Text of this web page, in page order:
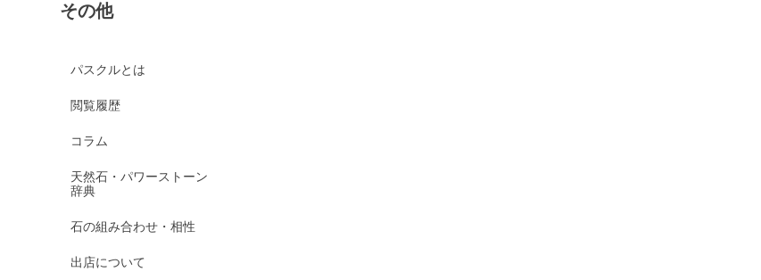
その他
パスクルとは
閲覧履歴
コラム
天然石・パワーストーン
辞典
石の組み合わせ・相性
出店について